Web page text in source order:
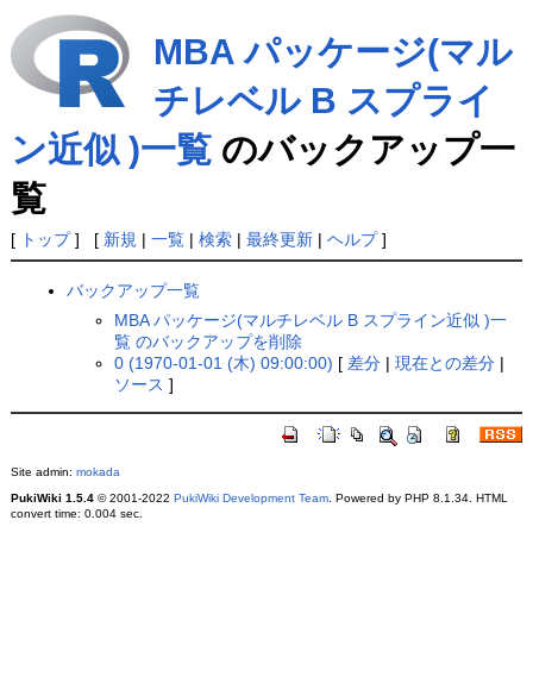
MBA パッケージ(マル
チレベル B スプライ
ン近似 )一覧のバックアップ一
覧
[ トップ] [ 新規 | 一覧| 検索| 最終更新| ヘルプ]
バックアップ一覧
MBA パッケージ(マルチレベル B スプライン近似 )一
覧 のバックアップを削除
0 (1970-01-01 (木) 09:00:00) [ 差分 |現在との差分 |
ソース ]
Site admin: mokada
PukiWiki 1.5.4© 2001-2022 PukiWiki Development Team. Powered by PHP 8.1.34. HTML
convert time: 0.004 sec.